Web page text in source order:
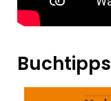
Buchtipps